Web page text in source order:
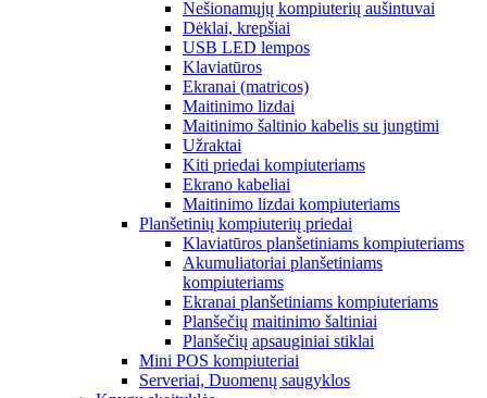
Nešionamųjų kompiuterių aušintuvai
Dėklai, krepšiai
USB LED lempos
Klaviatūros
Ekranai (matricos)
Maitinimo lizdai
Maitinimo šaltinio kabelis su jungtimi
Užraktai
Kiti priedai kompiuteriams
Ekrano kabeliai
Maitinimo lizdai kompiuteriams
Planšetinių kompiuterių priedai
Klaviatūros planšetiniams kompiuteriams
Akumuliatoriai planšetiniams
kompiuteriams
Ekranai planšetiniams kompiuteriams
Planšečių maitinimo šaltiniai
Planšečių apsauginiai stiklai
Mini POS kompiuteriai
Serveriai, Duomenų saugyklos